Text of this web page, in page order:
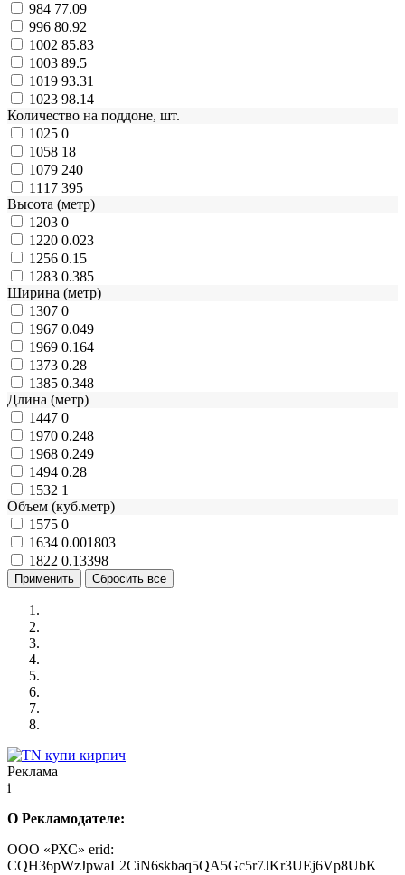
984 77.09
996 80.92
1002 85.83
1003 89.5
1019 93.31
1023 98.14
Количество на поддоне, шт.
1025 0
1058 18
1079 240
1117 395
Высота (метр)
1203 0
1220 0.023
1256 0.15
1283 0.385
Ширина (метр)
1307 0
1967 0.049
1969 0.164
1373 0.28
1385 0.348
Длина (метр)
1447 0
1970 0.248
1968 0.249
1494 0.28
1532 1
Объем (куб.метр)
1575 0
1634 0.001803
1822 0.13398
Реклама
i
О Рекламодателе:
ООО «РХС» erid:
CQH36pWzJpwaL2CiN6skbaq5QA5Gc5r7JKr3UEj6Vp8UbK